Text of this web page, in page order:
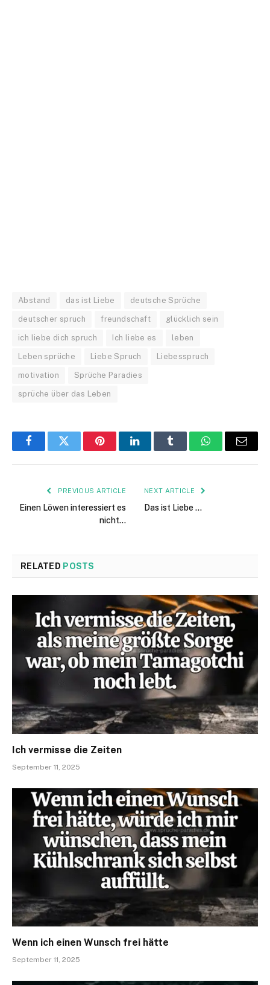
Abstand das ist Liebe deutsche Sprüche
deutscher spruch freundschaft glücklich sein
ich liebe dich spruch Ich liebe es leben
Leben sprüche Liebe Spruch Liebesspruch
motivation Sprüche Paradies
sprüche über das Leben
FacebookTwitter PinterestLinkedInTumblr WhatsAppEmail
PREVIOUS ARTICLE
Einen Löwen interessiert es
nicht…
NEXT ARTICLE
Das ist Liebe …
RELATED POSTS
Ich vermisse die Zeiten
September 11, 2025
Wenn ich einen Wunsch frei hätte
September 11, 2025